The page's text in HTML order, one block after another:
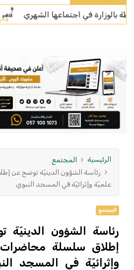
في اجتماعها الشهري
الرئيسية
المجتمع
رئاسة الشؤون الدينيّة توضح عن
علميّة وإثرائيّة في المسجد النبوي
المجتمع
رئاسة الشؤون
إطلاق سلسلة
وإثرائيّة في المسجد